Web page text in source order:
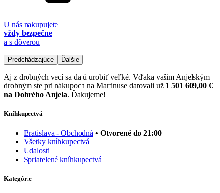
U nás nakupujete
vždy bezpečne
a s dôverou
Predchádzajúce Ďalšie
Aj z drobných vecí sa dajú urobiť veľké. Vďaka vašim Anjelským
drobným ste pri nákupoch na Martinuse darovali už 1 501 609,00 €
na Dobrého Anjela. Ďakujeme!
Kníhkupectvá
Bratislava - Obchodná • Otvorené do 21:00
Všetky kníhkupectvá
Udalosti
Spriatelené kníhkupectvá
Kategórie